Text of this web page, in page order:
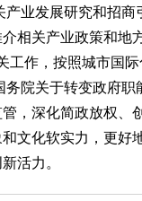
产业发展研究和招
相关产业政策和地
工作，按照城市国
务院关于转变政府
，深化简政放权
文化软实力，更
活力。